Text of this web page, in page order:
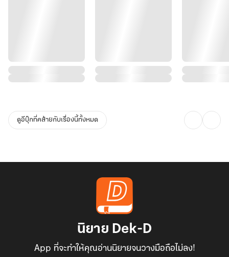
ดูอีบุ๊กที่คล้ายกับเรื่องนี้ทั้งหมด
นิยาย Dek-D
App ที่จะทำให้คุณอ่านนิยายจนวางมือถือไม่ลง!